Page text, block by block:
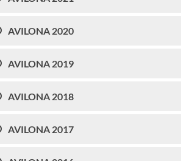
AVILONA 2020
AVILONA 2019
AVILONA 2018
AVILONA 2017